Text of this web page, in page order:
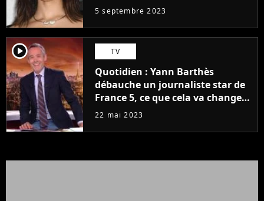
5 septembre 2023
player2 TV
Quotidien : Yann Barthès
débauche un journaliste star de
France 5, ce que cela va changer
à la rentrée
22 mai 2023